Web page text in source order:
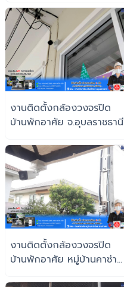
งานติดตั้งกล้องวงจรปิด
บ้านพักอาศัย จ.อุบลราชธานี
งานติดตั้งกล้องวงจรปิด
บ้านพักอาศัย หมู่บ้านคาซ่าวิ